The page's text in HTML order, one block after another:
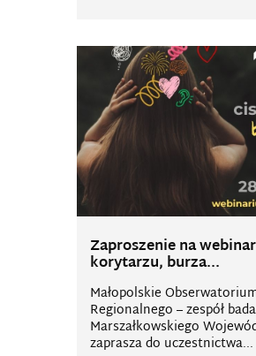
Zaproszenie na
korytarzu, burza...
Małopolskie
Regionalnego – zespół
Marszałkowskiego
zaprasza do uczestnictwa...